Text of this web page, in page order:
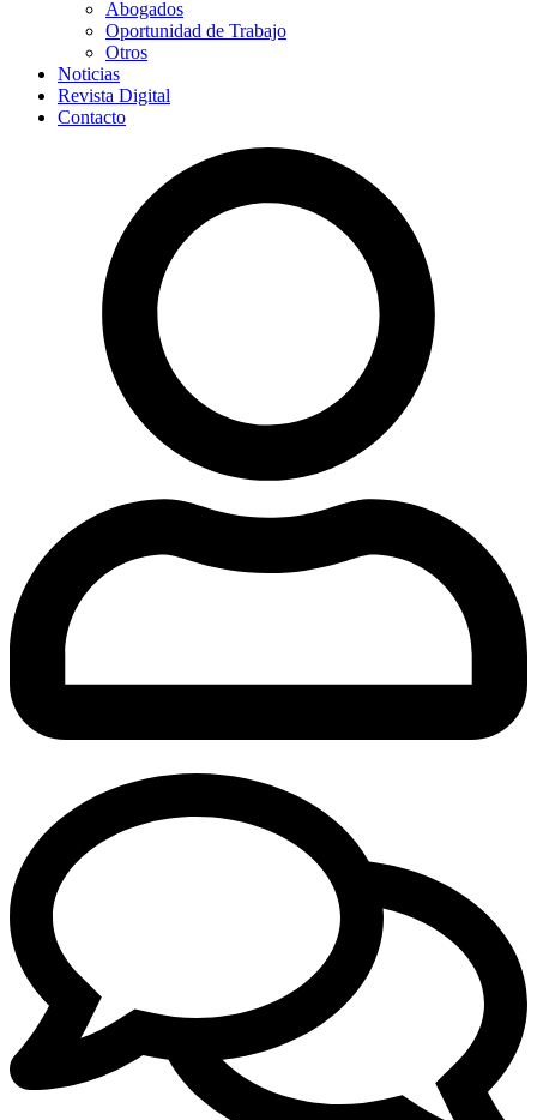
Abogados
Oportunidad de Trabajo
Otros
Noticias
Revista Digital
Contacto